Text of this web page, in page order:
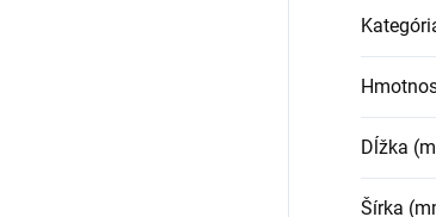
Dĺžka
Šírka